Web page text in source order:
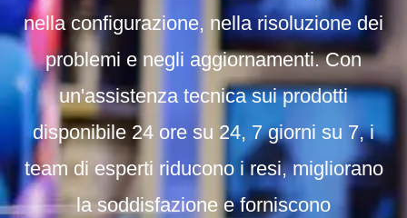
nella configurazione, nella risoluzione dei
problemi e negli aggiornamenti. Con
un'assistenza tecnica sui prodotti
disponibile 24 ore su 24, 7 giorni su 7, i
team di esperti riducono i resi, migliorano
la soddisfazione e forniscono